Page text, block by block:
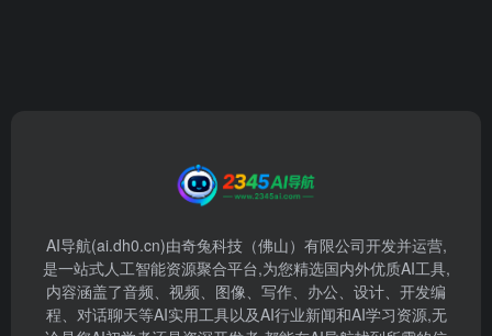
AI导航(ai.dh0.cn)由奇兔科技（佛山）有限公司开发并运营,
是一站式人工智能资源聚合平台,为您精选国内外优质AI工具,
内容涵盖了音频、视频、图像、写作、办公、设计、开发编
程、对话聊天等AI实用工具以及AI行业新闻和AI学习资源,无